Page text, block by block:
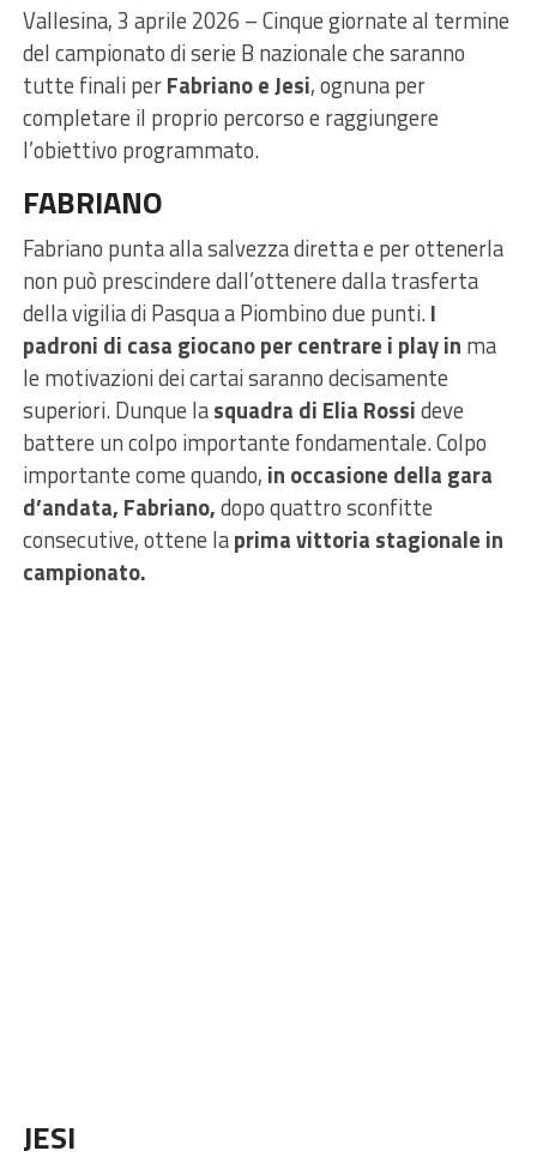
Vallesina, 3 aprile 2026 – Cinque giornate al termine
del campionato di serie B nazionale che saranno
tutte finali perFabriano e Jesi, ognuna per
completare il proprio percorso e raggiungere
l’obiettivo programmato.
FABRIANO
Fabriano punta alla salvezza diretta e per ottenerla
non può prescindere dall’ottenere dalla trasferta
della vigilia di Pasqua a Piombino due punti.I
padroni di casa giocano per centrare i play in ma
le motivazioni dei cartai saranno decisamente
superiori. Dunque lasquadra di Elia Rossideve
battere un colpo importante fondamentale. Colpo
importante come quando, in occasione della gara
d’andata, Fabriano,dopo quattro sconfitte
consecutive, ottene laprima vittoria stagionale in
campionato.
JESI